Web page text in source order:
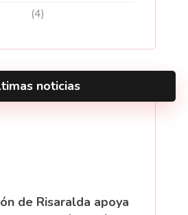
(4)
noticias
de Risaralda apoya